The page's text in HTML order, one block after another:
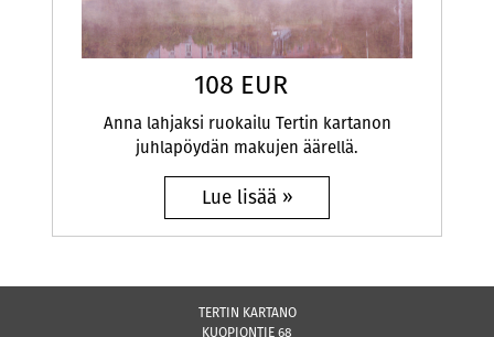
108 EUR
Anna lahjaksi ruokailu Tertin kartanon
juhlapöydän makujen äärellä.
TERTIN KARTANO
KUOPIONTIE 68